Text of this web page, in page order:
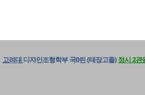
고려대 디자인조형학부 국0린 (태장고졸) 정시 2관